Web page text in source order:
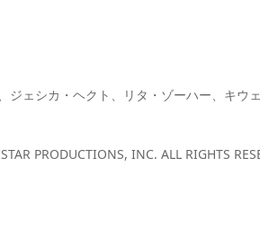
ジェシカ・ヘクト、リタ・ゾーハー、キウ
PRODUCTIONS, INC. ALL RIGHTS